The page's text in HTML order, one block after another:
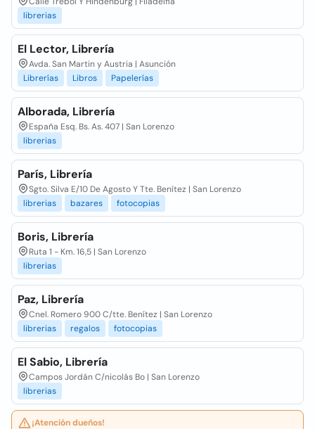
librerias
El Lector, Librería
Avda. San Martin y Austria | Asunción
Librerías
Libros Papelerías
Alborada, Librería
España Esq. Bs. As. 407 | San Lorenzo
librerias
París, Librería
Sgto. Silva E/10 De Agosto Y Tte. Benítez | San Lorenzo
librerias
bazares fotocopias
Boris, Librería
Ruta 1 - Km. 16,5 | San Lorenzo
librerias
Paz, Librería
Cnel. Romero 900 C/tte. Benítez | San Lorenzo
librerias
regalos fotocopias
El Sabio, Librería
Campos Jordán C/nicolás Bo | San Lorenzo
librerias
¡Atención dueños!